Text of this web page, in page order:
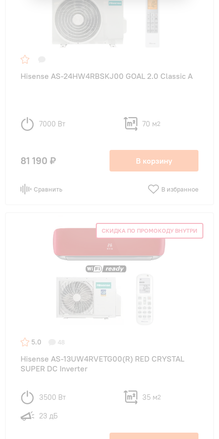
Hisense AS-24HW4RBSKJ00 GOAL 2.0 Classic A
7000 Вт 70 м2
81 190 ₽ В корзину
Сравнить В избранное
СКИДКА ПО ПРОМОКОДУ ВНУТРИ
5.0 48
Hisense AS-13UW4RVETG00(R) RED CRYSTAL
SUPER DC Inverter
3500 Вт 35 м2
23 дБ